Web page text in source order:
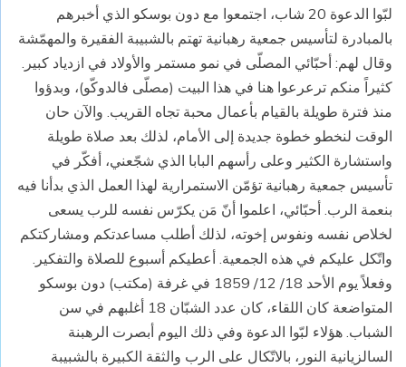
لبّوا الدعوة 20 شاب، اجتمعوا مع دون بوسكو الذي أخبرهم
بالمبادرة لتأسيس جمعية رهبانية تهتم بالشبيبة الفقيرة والمهمّشة
وقال لهم: أحبّائي المصلّى في نمو مستمر والأولاد في ازدياد كبير.
كثيراً منكم ترعرعوا هنا في هذا البيت (مصلّى فالدوكّو)، وبدؤوا
منذ فترة طويلة بالقيام بأعمال محبة تجاه القريب. والآن حان
الوقت لنخطو خطوة جديدة إلى الأمام، لذلك بعد صلاة طويلة
واستشارة الكثير وعلى رأسهم البابا الذي شجّعني، أفكّر في
تأسيس جمعية رهبانية تؤمّن الاستمرارية لهذا العمل الذي بدأنا فيه
بنعمة الرب. أحبّائي، اعلموا أنّ مَن يكرّس نفسه للرب يسعى
لخلاص نفسه ونفوس إخوته، لذلك أطلب مساعدتكم ومشاركتكم
واتّكل عليكم في هذه الجمعية. أعطيكم أسبوع للصلاة والتفكير.
وفعلاً يوم الأحد 18/ 12/ 1859 في غرفة (مكتب) دون بوسكو
المتواضعة كان اللقاء، كان عدد الشبّان 18 أغلبهم في سن
الشباب. هؤلاء لبّوا الدعوة وفي ذلك اليوم أبصرت الرهبنة
السالزيانية النور، بالاتّكال على الرب والثقة الكبيرة بالشبيبة